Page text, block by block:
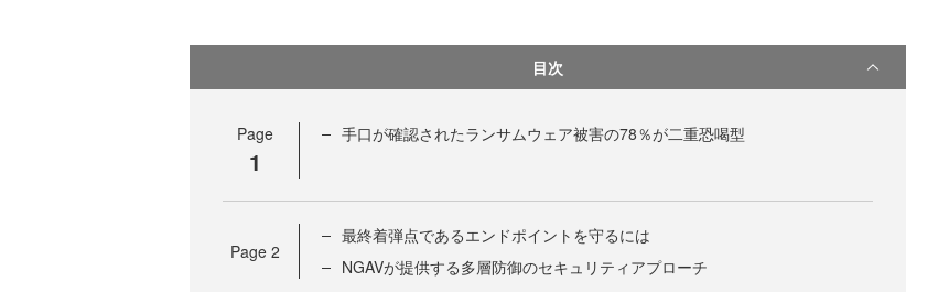
目次
Page
1
手口が確認されたランサムウェア被害の78％が二重恐喝型
Page 2
最終着弾点であるエンドポイントを守るには
NGAVが提供する多層防御のセキュリティアプローチ